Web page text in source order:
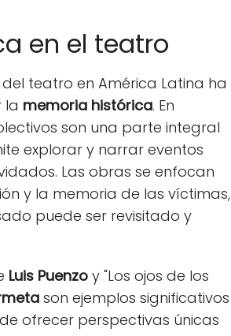
en el teatro
teatro en América Latina ha
la memoria histórica. En
son una parte integral
explorar y narrar eventos
Las obras se enfocan
y la memoria de las víctimas,
puede ser revisitado y
Luis Puenzo y "Los ojos de los
son ejemplos significativos
ofrecer perspectivas únicas